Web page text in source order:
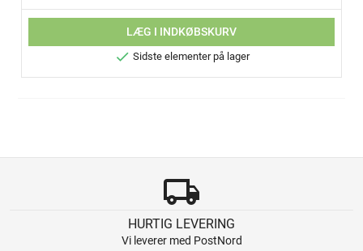
LÆG I INDKØBSKURV
 Sidste elementer på lager
local_shipping
HURTIG LEVERING
Vi leverer med PostNord